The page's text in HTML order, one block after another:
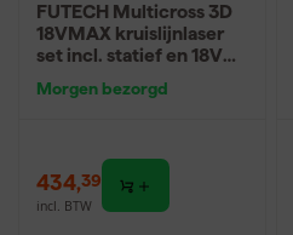
FUTECH Multicross 3D
18VMAX kruislijnlaser
set incl. statief en 18V
- 70m - 3 lijnen
Morgen bezorgd
434,39
incl. BTW